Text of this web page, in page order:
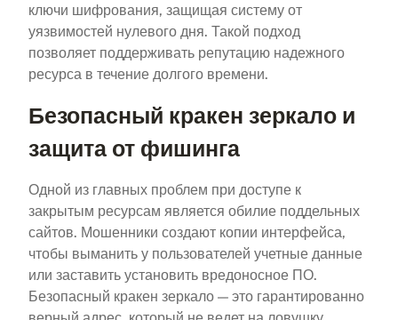
ключи шифрования, защищая систему от
уязвимостей нулевого дня. Такой подход
позволяет поддерживать репутацию надежного
ресурса в течение долгого времени.
Безопасный кракен зеркало и
защита от фишинга
Одной из главных проблем при доступе к
закрытым ресурсам является обилие поддельных
сайтов. Мошенники создают копии интерфейса,
чтобы выманить у пользователей учетные данные
или заставить установить вредоносное ПО.
Безопасный кракен зеркало — это гарантированно